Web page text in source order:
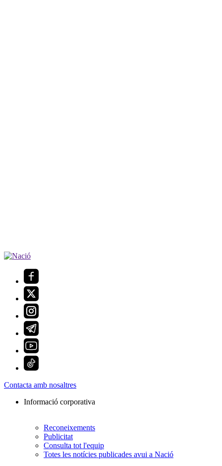
Contacta amb nosaltres
Informació corporativa
Reconeixements
Publicitat
Consulta tot l'equip
Totes les notícies publicades avui a Nació